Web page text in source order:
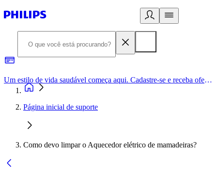
Um estilo de vida saudável começa aqui. Cadastre-se e receba ofertas exclusivas.
Página inicial de suporte
Como devo limpar o Aquecedor elétrico de mamadeiras?